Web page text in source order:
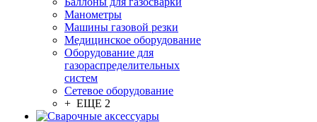
Манометры
Машины газовой резки
Медицинское оборудование
Оборудование для
газораспределительных
систем
Сетевое оборудование
+ ЕЩЕ 2